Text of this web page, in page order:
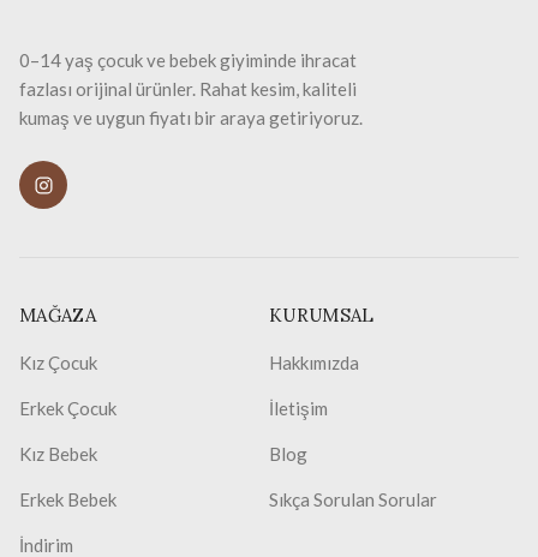
0–14 yaş çocuk ve bebek giyiminde ihracat
fazlası orijinal ürünler. Rahat kesim, kaliteli
kumaş ve uygun fiyatı bir araya getiriyoruz.
MAĞAZA
Kız Çocuk
Erkek Çocuk
Kız Bebek
Erkek Bebek
İndirim
KURUMSAL
Hakkımızda
İletişim
Blog
Sıkça Sorulan Sorular